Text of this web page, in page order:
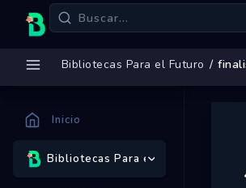
Bibliotecas Para el Futuro
Inicio
Bibliotecas Para el Futuro